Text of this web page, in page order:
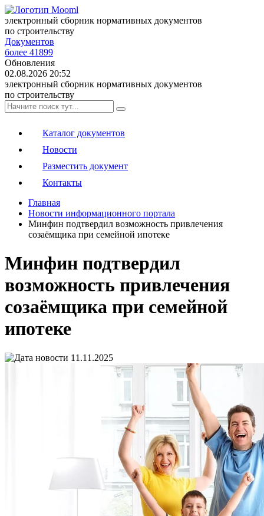
электронный сборник нормативных документов
по строительству
Документов
более 41899
Обновления
02.08.2026 20:52
электронный сборник нормативных документов
по строительству
Каталог документов
Новости
Разместить документ
Контакты
Главная
Новости информационного портала
Минфин подтвердил возможность привлечения
созаёмщика при семейной ипотеке
Минфин подтвердил
возможность привлечения
созаёмщика при семейной
ипотеке
11.11.2025